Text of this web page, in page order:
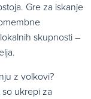
Gre za iskanje
skupnosti –
z volkovi?
ukrepi za